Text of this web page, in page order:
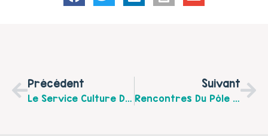
Précédent
Le Service Culture De La Mairie De Wimille Vous Présente Sa Programmation De Janvier 2026 !
Suivant
Rencontres Du Pôle Famille Et Parentalité(s) Du Centre Socioculturel Municipal Le Nautilus À Boulogne Sur Mer Pour Les Mois De Janvier Et Février 2026.